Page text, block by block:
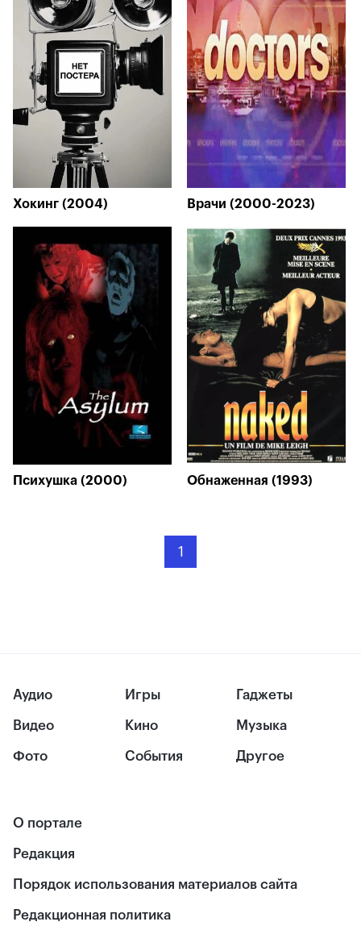
Хокинг (2004) Врачи (2000-2023)
Психушка (2000) Обнаженная (1993)
1
Аудио
Видео
Фото
Игры
Кино
События
Гаджеты
Музыка
Другое
О портале
Редакция
Порядок использования материалов сайта
Редакционная политика